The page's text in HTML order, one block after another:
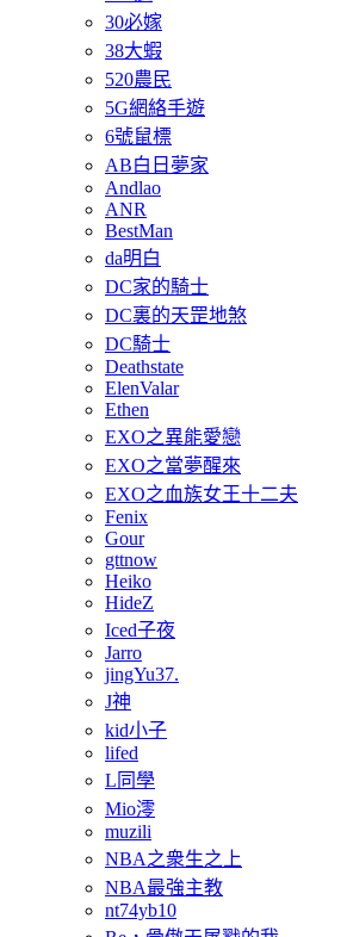
30必嫁
38大蝦
520農民
5G網絡手遊
6號鼠標
AB白日夢家
Andlao
ANR
BestMan
da明白
DC家的騎士
DC裏的天罡地煞
DC騎士
Deathstate
ElenValar
Ethen
EXO之異能愛戀
EXO之當夢醒來
EXO之血族女王十二夫
Fenix
Gour
gttnow
Heiko
HideZ
Iced子夜
Jarro
jingYu37.
J神
kid小子
lifed
L同學
Mio澪
muzili
NBA之衆生之上
NBA最強主教
nt74yb10